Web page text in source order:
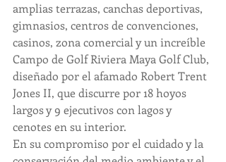
amplias terrazas, canchas deportivas,
gimnasios, centros de convenciones,
casinos, zona comercial y un increíble
Campo de Golf Riviera Maya Golf Club,
diseñado por el afamado Robert Trent
Jones II, que discurre por 18 hoyos
largos y 9 ejecutivos con lagos y
cenotes en su interior.
En su compromiso por el cuidado y la